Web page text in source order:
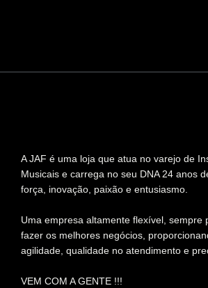
A JAF é uma loja que atua no varejo de
Musicais e carrega no seu DNA 24 anos
força, inovação, paixão e entusiasmo.
Uma empresa altamente flexível, sempre
fazer os melhores negócios,
agilidade, qualidade no atendimento e
VEM COM A GENTE !!!